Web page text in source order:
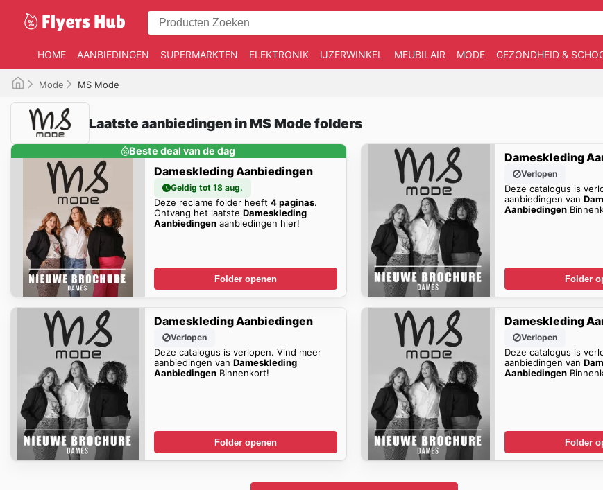
HOME AANBIEDINGEN SUPERMARKTEN ELEKTRONIK IJZERWINKEL MEUBILAIR MODE GEZONDHEID &
Mode MS Mode
Laatste aanbiedingen in MS Mode folders
Beste deal van de dag
Dameskleding Aanbiedingen
Geldig tot 18 aug.
Deze reclame folder heeft 4 paginas.
Ontvang het laatste Dameskleding
Aanbiedingenaanbiedingen hier!
Folder openen
Dameskleding
Verlopen
Deze catalogus is
aanbiedingen van
Aanbiedingen
Folder
Dameskleding Aanbiedingen
Verlopen
Deze catalogus is verlopen. Vind meer
aanbiedingen van Dameskleding
AanbiedingenBinnenkort!
Folder openen
Dameskleding
Verlopen
Deze catalogus is
aanbiedingen van
Aanbiedingen
Folder